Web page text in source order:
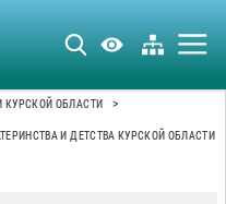
КУРСКОЙ ОБЛАСТИ >
И ДЕТСТВА КУРСКОЙ ОБЛАСТИ